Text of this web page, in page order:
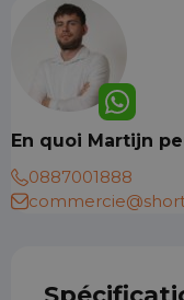
En quoi Martijn
0887001888